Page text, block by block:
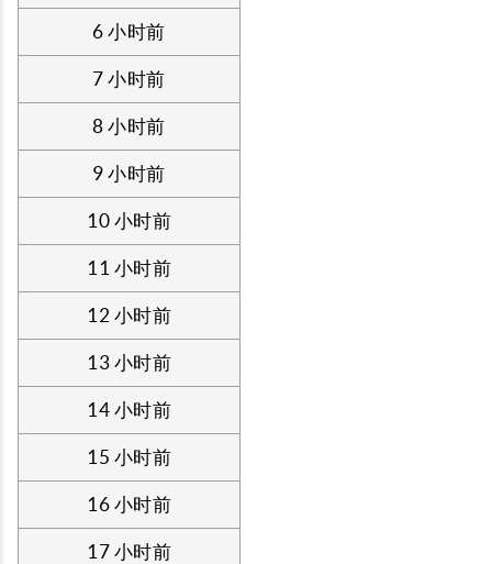
6 小时前
7 小时前
8 小时前
9 小时前
10 小时前
11 小时前
12 小时前
13 小时前
14 小时前
15 小时前
16 小时前
17 小时前